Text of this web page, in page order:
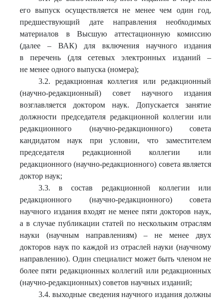
его выпуск осуществляется не менее чем один год,
предшествующий дате направления необходимых
материалов в Высшую аттестационную комиссию
(далее – ВАК) для включения научного издания
в перечень (для сетевых электронных изданий –
не менее одного выпуска (номера);
3.2. редакционная коллегия или редакционный
(научно-редакционный) совет научного издания
возглавляется доктором наук. Допускается занятие
должности председателя редакционной коллегии или
редакционного (научно-редакционного) совета
кандидатом наук при условии, что заместителем
председателя редакционной коллегии или
редакционного (научно-редакционного) совета является
доктор наук;
3.3. в состав редакционной коллегии или
редакционного (научно-редакционного) совета
научного издания входят не менее пяти докторов наук,
а в случае публикации статей по нескольким отраслям
науки (научным направлениям) – не менее двух
докторов наук по каждой из отраслей науки (научному
направлению). Один специалист может быть членом не
более пяти редакционных коллегий или редакционных
(научно-редакционных) советов научных изданий;
3.4. выходные сведения научного издания должны